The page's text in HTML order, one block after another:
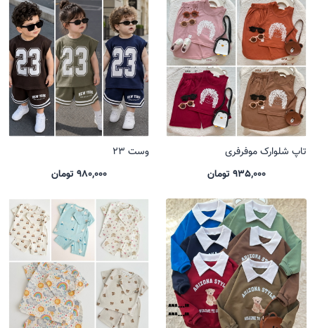
تاپ شلوارک موفرفری
935,000 تومان
وست 23
980,000 تومان